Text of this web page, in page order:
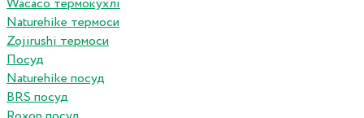
Wacaco термокухлі
Naturehike термоси
Zojirushi термоси
Посуд
Naturehike посуд
BRS посуд